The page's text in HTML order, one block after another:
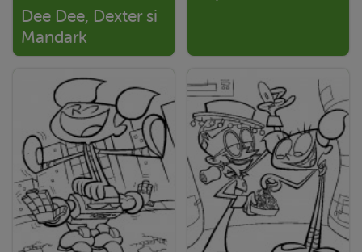
Dee Dee, Dexter si
Mandark